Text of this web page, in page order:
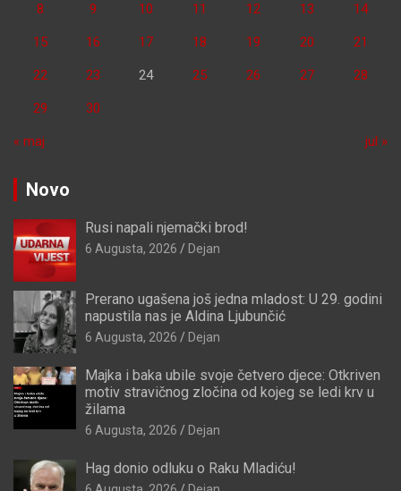
8 9 10 11 12 13 14
15 16 17 18 19 20 21
22 23 24 25 26 27 28
29 30
« maj jul »
Novo
Rusi napali njemački brod!
6 Augusta, 2026 Dejan
Prerano ugašena još jedna mladost: U 29. godini
napustila nas je Aldina Ljubunčić
6 Augusta, 2026 Dejan
Majka i baka ubile svoje četvero djece: Otkriven
motiv stravičnog zločina od kojeg se ledi krv u
žilama
6 Augusta, 2026 Dejan
Hag donio odluku o Raku Mladiću!